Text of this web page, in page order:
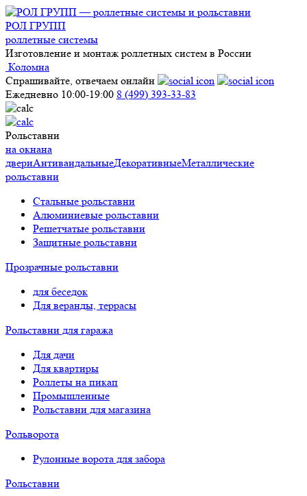
РОЛ ГРУПП
роллетные системы
Изготовление и монтаж роллетных систем в России
Коломна
Спрашивайте, отвечаем онлайн
Ежедневно 10:00-19:00 8 (499) 393-33-83
Рольставни
на окнана
двериАнтивандальныеДекоративныеМеталлические
рольставни
Стальные рольставни
Алюминиевые рольставни
Решетчатые рольставни
Защитные рольставни
Прозрачные рольставни
для беседок
Для веранды, террасы
Рольставни для гаража
Для дачи
Для квартиры
Роллеты на пикап
Промышленные
Рольставни для магазина
Рольворота
Рулонные ворота для забора
Рольставни